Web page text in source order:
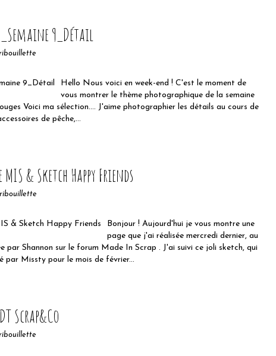
9_Détail
Hello Nous voici en week-end ! C'est le moment de
vous montrer le thème photographique de la semaine
Voici ma sélection.... J'aime photographier les détails au cours de
de pêche,...
& Sketch Happy Friends
Bonjour ! Aujourd'hui je vous montre une
page que j'ai réalisée mercredi dernier, au
par Shannon sur le forum Made In Scrap . J'ai suivi ce joli sketch, qui
par Missty pour le mois de février...
Scrap&Co